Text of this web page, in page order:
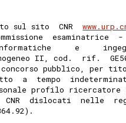
sul sito  CNR
esaminatrice  -
e
II, cod.  rif.
pubblico, per
a  tempo
profilo ricercatore
dislocati  nelle